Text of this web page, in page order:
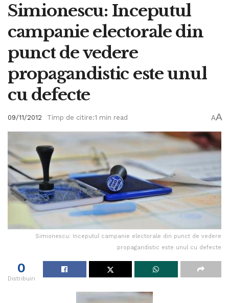
Simionescu: Inceputul
campanie electorale din
punct de vedere
propagandistic este unul
cu defecte
09/11/2012 Timp de citire:1 min read AA
Simionescu: Inceputul campanie electorale din punct de vedere
propagandistic este unul cu defecte
0
Distribuiri